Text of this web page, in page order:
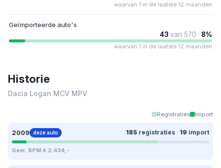
waarvan 1 in de laatste 12 maanden
Geïmporteerde auto's
43 van 570 · 8%
waarvan 1 in de laatste 12 maanden
Historie
Dacia Logan MCV MPV
Registraties Import
2009 deze auto 185 registraties · 19 import
Gem. BPM € 2.434,-